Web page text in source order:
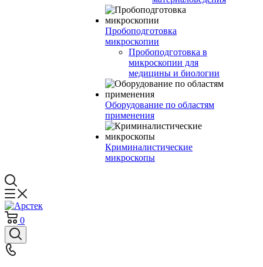
Пробоподготовка
микроскопии
Пробоподготовка в
микроскопии для
медицины и биологии
Оборудование по областям
применения
Криминалистические
микроскопы
0